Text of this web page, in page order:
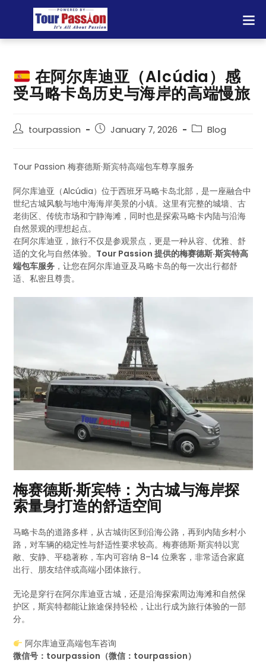
在阿尔库迪亚（Alcúdia）感
受马略卡岛历史与海岸的高端慢旅
tourpassion January 7, 2026 Blog
Tour Passion 梅赛德斯·斯宾特高端包车尊享服务
阿尔库迪亚（Alcúdia）位于西班牙马略卡岛北部，是一座融合中
世纪古城风貌与地中海海岸美景的小镇。这里有完整的城墙、古
老街区、传统市场和宁静海滩，同时也是探索马略卡内陆与沿海
自然景观的理想起点。
在阿尔库迪亚，旅行不仅是参观景点，更是一种从容、优雅、舒
适的文化与自然体验。 Tour Passion 提供的梅赛德斯·斯宾特高
端包车服务 ，让您在阿尔库迪亚及马略卡岛的每一次出行都舒
适、私密且尊贵。
梅赛德斯·斯宾特：为古城与海岸探
索量身打造的舒适空间
马略卡岛的道路多样，从古城街区到沿海公路，再到内陆乡村小
路，对车辆的稳定性与舒适性要求较高。梅赛德斯·斯宾特以宽
敞、安静、平稳著称，车内可容纳 8–14 位乘客，非常适合家庭
出行、朋友结伴或高端小团体旅行。
无论是穿行在阿尔库迪亚古城，还是沿海探索周边海滩和自然保
护区，斯宾特都能让旅途保持轻松，让出行成为旅行体验的一部
分。
阿尔库迪亚高端包车咨询
微信号：tourpassion（微信：tourpassion）